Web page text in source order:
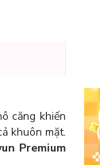
căng khiến
khuôn mặt.
Premium